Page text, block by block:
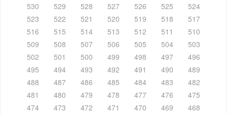
530
529 528 527 526 525
524
523
522 521 520 519 518
517
516
515 514 513 512 511
510
509
508 507 506 505 504
503
502
501 500 499 498 497
496
495
494 493 492 491 490
489
488
487 486 485 484 483
482
481
480 479 478 477 476
475
474
473 472 471 470 469
468